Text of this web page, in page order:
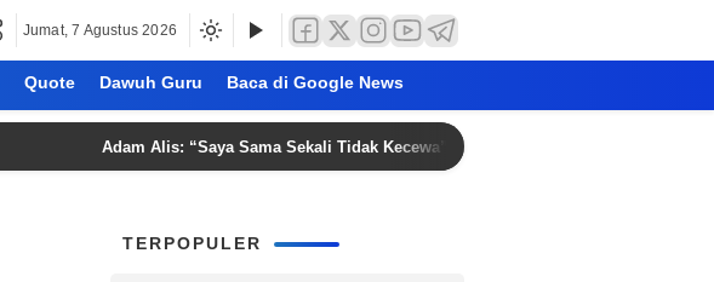
Jumat, 7 Agustus 2026
Quote Dawuh Guru Baca di Google News
Adam Alis: “Saya Sama Sekali Tidak Kecewa” Meski Persib Gagal Juara Piala Presiden
TERPOPULER